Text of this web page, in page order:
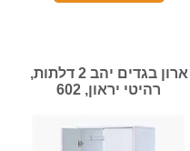
ארון בגדים יהב 2 דלתות,
רהיטי יראון, 602